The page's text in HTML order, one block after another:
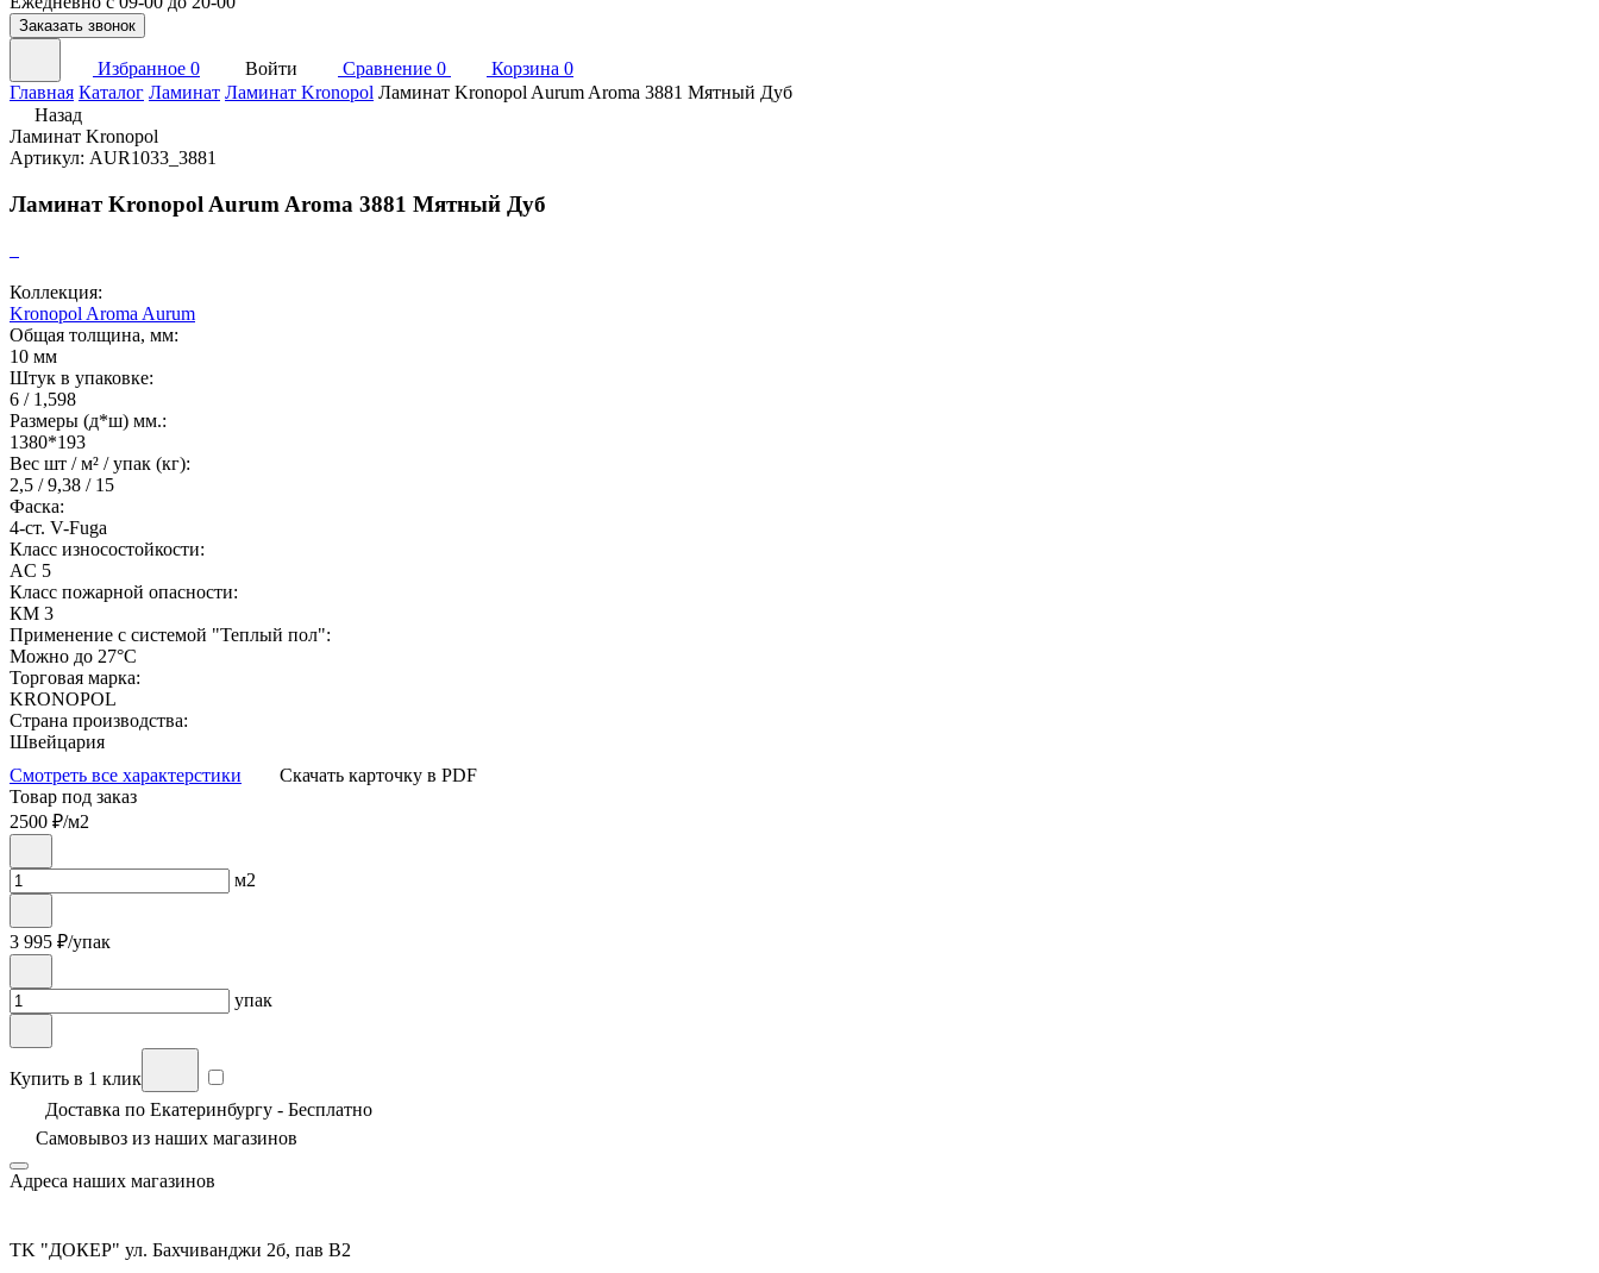
Заказать звонок
Избранное 0 Войти Сравнение 0 Корзина 0
Главная Каталог Ламинат Ламинат Kronopol Ламинат Kronopol Aurum Aroma 3881 Мятный Дуб
Назад
Ламинат Kronopol
Артикул: AUR1033_3881
Ламинат Kronopol Aurum Aroma 3881 Мятный Дуб
Коллекция:
Kronopol Aroma Aurum
Общая толщина, мм:
10 мм
Штук в упаковке:
6 / 1,598
Размеры (д*ш) мм.:
1380*193
Вес шт / м² / упак (кг):
2,5 / 9,38 / 15
Фаска:
4-ст. V-Fuga
Класс износостойкости:
AC 5
Класс пожарной опасности:
КМ 3
Применение с системой "Теплый пол":
Можно до 27°С
Торговая марка:
KRONOPOL
Страна производства:
Швейцария
Смотреть все характерстики
Скачать карточку в PDF
Товар под заказ
2500 ₽/м2
м2
3 995 ₽/упак
упак
Купить в 1 клик
Доставка по Екатеринбургу - Бесплатно
Самовывоз из наших магазинов
Адреса наших магазинов
TK "ДОКЕР" ул. Бахчиванджи 2б, пав В2